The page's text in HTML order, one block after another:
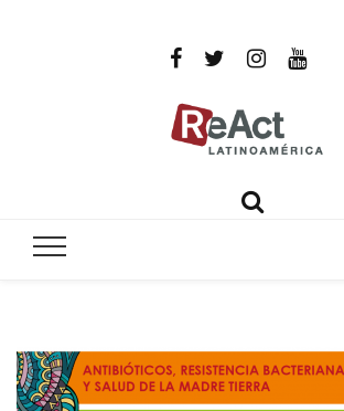
Por un mundo libre de infecciones